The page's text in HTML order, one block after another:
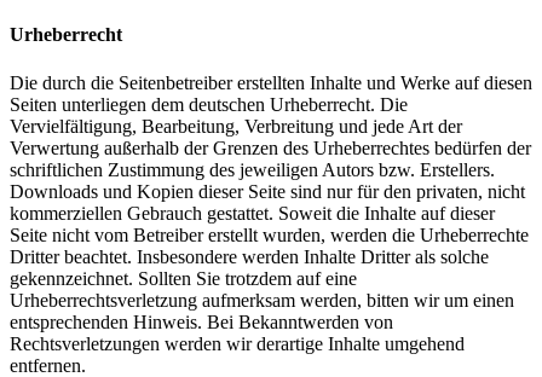
Urheberrecht
Die durch die Seitenbetreiber erstellten Inhalte und Werke auf diesen
Seiten unterliegen dem deutschen Urheberrecht. Die
Vervielfältigung, Bearbeitung, Verbreitung und jede Art der
Verwertung außerhalb der Grenzen des Urheberrechtes bedürfen der
schriftlichen Zustimmung des jeweiligen Autors bzw. Erstellers.
Downloads und Kopien dieser Seite sind nur für den privaten, nicht
kommerziellen Gebrauch gestattet. Soweit die Inhalte auf dieser
Seite nicht vom Betreiber erstellt wurden, werden die Urheberrechte
Dritter beachtet. Insbesondere werden Inhalte Dritter als solche
gekennzeichnet. Sollten Sie trotzdem auf eine
Urheberrechtsverletzung aufmerksam werden, bitten wir um einen
entsprechenden Hinweis. Bei Bekanntwerden von
Rechtsverletzungen werden wir derartige Inhalte umgehend
entfernen.